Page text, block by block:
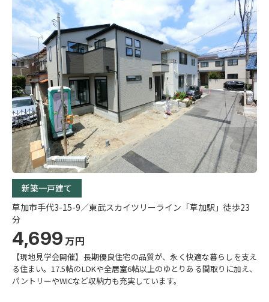
新築一戸建て
草加市手代3-15-9／東武スカイツリーライン「草加駅」徒歩23
分
4,699 万円
【現地見学会開催】長期優良住宅の品質が、永く快適な暮らしを支え
る住まい。17.5帖のLDKや全居室6帖以上のゆとりある間取りに加え、
パントリーやWICなど収納力も充実しています。